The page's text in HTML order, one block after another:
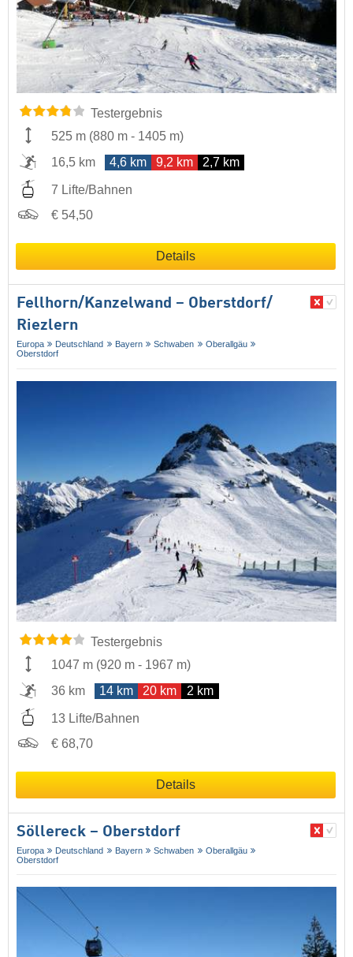
Testergebnis
525 m (880 m - 1405 m)
16,5 km
4,6 km 9,2 km 2,7 km
7 Lifte/Bahnen
€ 54,50
Details
Fellhorn/​Kanzelwand – Oberstdorf/​
Riezlern
Europa Deutschland Bayern Schwaben
Oberallgäu
Oberstdorf
Testergebnis
1047 m (920 m - 1967 m)
36 km
14 km 20 km 2 km
13 Lifte/Bahnen
€ 68,70
Details
Söllereck – Oberstdorf
Europa Deutschland Bayern Schwaben
Oberallgäu
Oberstdorf